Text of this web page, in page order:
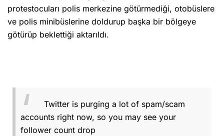
protestocuları polis merkezine götürmediği, otobüslere
ve polis minibüslerine doldurup başka bir bölgeye
götürüp beklettiği aktarıldı.
Twitter is purging a lot of spam/scam
accounts right now, so you may see your
follower count drop